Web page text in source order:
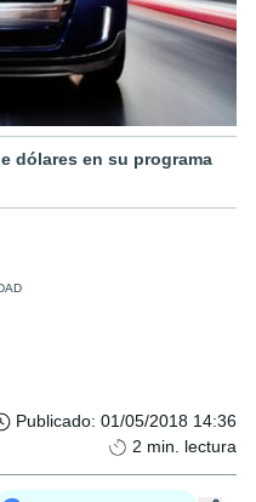
dólares en su programa
Publicado: 01/05/2018 14:36
2 min. lectura